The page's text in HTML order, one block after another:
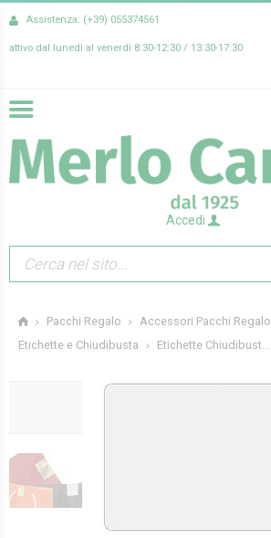
Assistenza: (+39) 055374561
attivo dal lunedì al venerdì 8:30-12:30 / 13:30-17:30
Accedi
Pacchi Regalo
Accessori Pacchi Regalo
Etichette e Chiudibusta
Etichette Chiudibust...